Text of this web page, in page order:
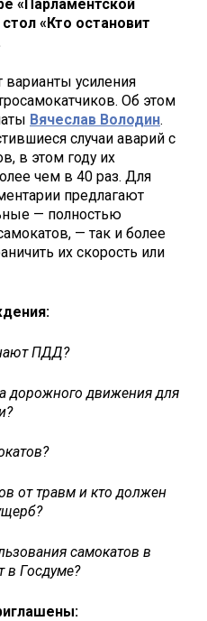
«Парламентской
«Кто остановит
усиления
Об этом
Вячеслав Володин.
случаи аварий с
в этом году их
чем в 40 раз. Для
предлагают
— полностью
— так и более
их скорость или
ПДД?
дорожного движения для
от травм и кто должен
самокатов в
в Госдуме?